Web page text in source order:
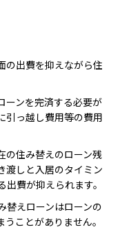
の出費を抑えながら住
ーンを完済する必要が
引っ越し費用等の費用
の住み替えのローン残
渡しと入居のタイミン
費が抑えられます。
替えローンはローンの
ことがありません。